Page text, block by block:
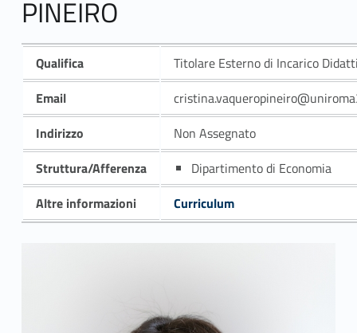
PINEIRO
Qualifica
Titolare Esterno di Incarico
Email
Indirizzo
Non Assegnato
Struttura/Afferenza
Dipartimento di Economia
Altre informazioni
Curriculum